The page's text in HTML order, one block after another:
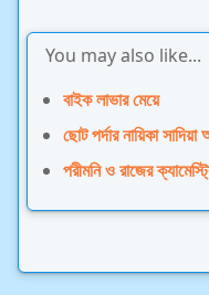
You may also like...
বাইক লাভার মেয়ে
ছোট পর্দার নায়িকা
পরীমনি ও রাজের